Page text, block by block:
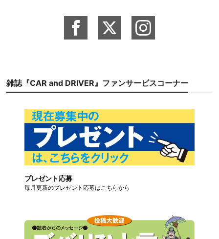
雑誌『CAR and DRIVER』ファンサービスコーナー
プレゼント応募
毎月更新のプレゼント応募はこちらから